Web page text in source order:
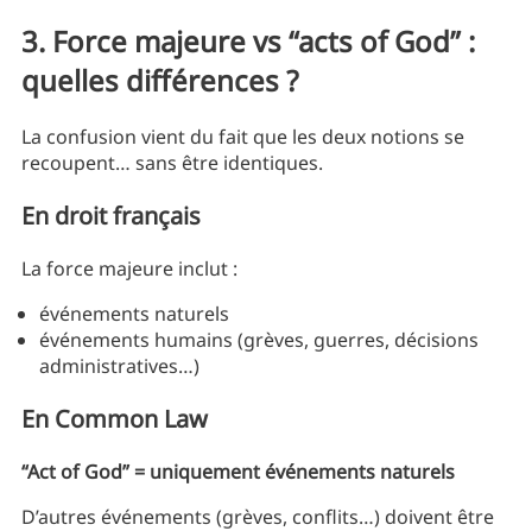
3. Force majeure vs “acts of God” :
quelles différences ?
La confusion vient du fait que les deux notions se
recoupent… sans être identiques.
En droit français
La force majeure inclut :
événements naturels
événements humains (grèves, guerres, décisions
administratives…)
En Common Law
“Act of God” = uniquement événements naturels
D’autres événements (grèves, conflits…) doivent être